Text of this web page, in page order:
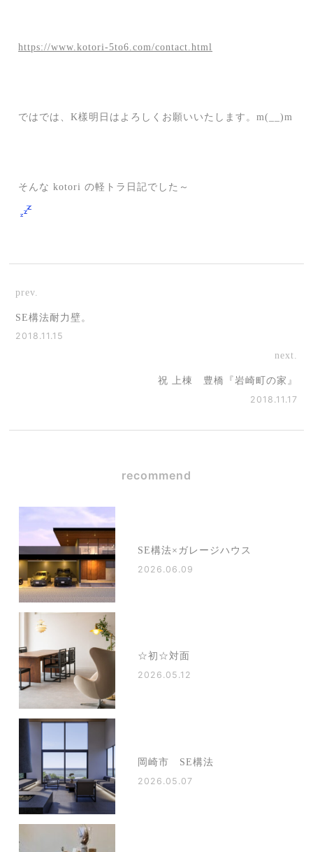
https://www.kotori-5to6.com/contact.html
ではでは、K樣明日はよろしくお願いいたします。m(__)m
そんな kotori の軽トラ日記でした～
prev.
SE構法耐力壁。
2018.11.15
next.
祝 上棟 豊橋『岩崎町の家』
2018.11.17
recommend
SE構法×ガレージハウス
2026.06.09
☆初☆対面
2026.05.12
岡崎市 SE構法
2026.05.07